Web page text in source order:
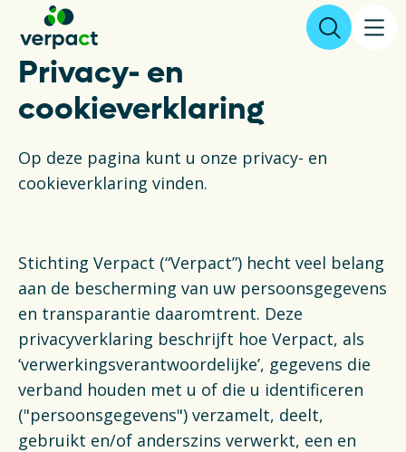
Aangifte & tarieven
Over ons
Verpakkingen
Inzameling & Recycling
Wetgeving
Actueel
Privacy- en
cookieverklaring
Op deze pagina kunt u onze privacy- en
cookieverklaring vinden.
Stichting Verpact (“Verpact”) hecht veel belang
aan de bescherming van uw persoonsgegevens
en transparantie daaromtrent. Deze
privacyverklaring beschrijft hoe Verpact, als
‘verwerkingsverantwoordelijke’, gegevens die
verband houden met u of die u identificeren
("persoonsgegevens") verzamelt, deelt,
gebruikt en/of anderszins verwerkt, een en